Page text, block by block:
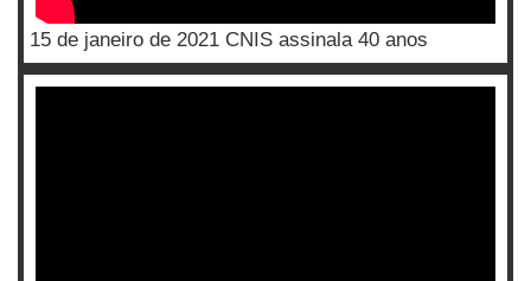
15 de janeiro de 2021 CNIS assinala 40 anos